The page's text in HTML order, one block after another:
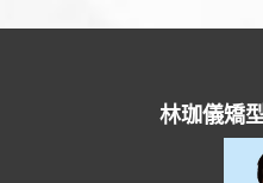
林珈儀矯